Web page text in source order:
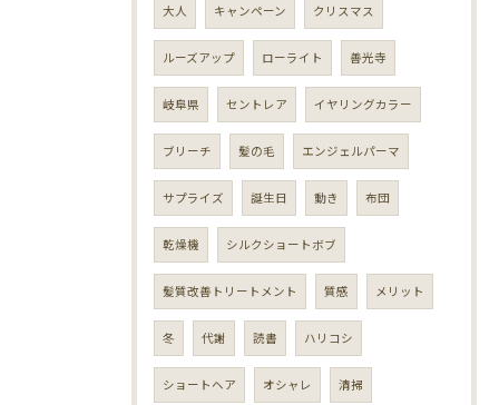
大人 キャンペーン クリスマス
ルーズアップ ローライト 善光寺
岐阜県 セントレア イヤリングカラー
ブリーチ 髪の毛 エンジェルパーマ
サプライズ 誕生日 動き 布団
乾燥機 シルクショートボブ
髪質改善トリートメント 質感 メリット
冬 代謝 読書 ハリコシ
ショートヘア オシャレ 清掃